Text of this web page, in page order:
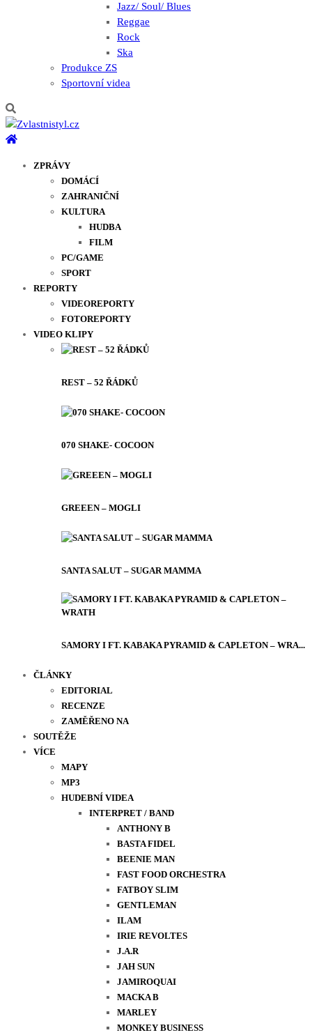
Jazz/ Soul/ Blues
Reggae
Rock
Ska
Produkce ZS
Sportovní videa
ZPRÁVY
DOMÁCÍ
ZAHRANIČNÍ
KULTURA
HUDBA
FILM
PC/GAME
SPORT
REPORTY
VIDEOREPORTY
FOTOREPORTY
VIDEO KLIPY
REST – 52 ŘÁDKŮ
070 SHAKE- COCOON
GREEEN – MOGLI
SANTA SALUT – SUGAR MAMMA
SAMORY I FT. KABAKA PYRAMID & CAPLETON – WRA...
ČLÁNKY
EDITORIAL
RECENZE
ZAMĚŘENO NA
SOUTĚŽE
VÍCE
MAPY
MP3
HUDEBNÍ VIDEA
INTERPRET / BAND
ANTHONY B
BASTA FIDEL
BEENIE MAN
FAST FOOD ORCHESTRA
FATBOY SLIM
GENTLEMAN
ILAM
IRIE REVOLTES
J.A.R
JAH SUN
JAMIROQUAI
MACKA B
MARLEY
MONKEY BUSINESS